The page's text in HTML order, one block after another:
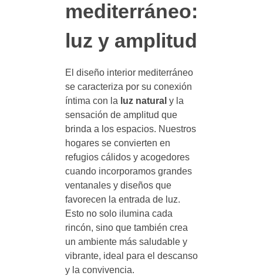
mediterráneo:
luz y amplitud
El diseño interior mediterráneo
se caracteriza por su conexión
íntima con la luz natural y la
sensación de amplitud que
brinda a los espacios. Nuestros
hogares se convierten en
refugios cálidos y acogedores
cuando incorporamos grandes
ventanales y diseños que
favorecen la entrada de luz.
Esto no solo ilumina cada
rincón, sino que también crea
un ambiente más saludable y
vibrante, ideal para el descanso
y la convivencia.